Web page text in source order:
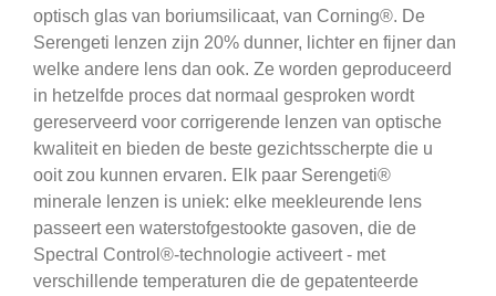
optisch glas van boriumsilicaat, van Corning®. De
Serengeti lenzen zijn 20% dunner, lichter en fijner dan
welke andere lens dan ook. Ze worden geproduceerd
in hetzelfde proces dat normaal gesproken wordt
gereserveerd voor corrigerende lenzen van optische
kwaliteit en bieden de beste gezichtsscherpte die u
ooit zou kunnen ervaren. Elk paar Serengeti®
minerale lenzen is uniek: elke meekleurende lens
passeert een waterstofgestookte gasoven, die de
Spectral Control®-technologie activeert - met
verschillende temperaturen die de gepatenteerde